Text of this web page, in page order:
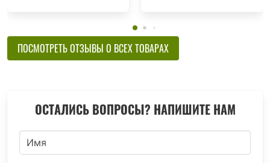
ПОСМОТРЕТЬ ОТЗЫВЫ О ВСЕХ ТОВАРАХ
ОСТАЛИСЬ ВОПРОСЫ? НАПИШИТЕ НАМ